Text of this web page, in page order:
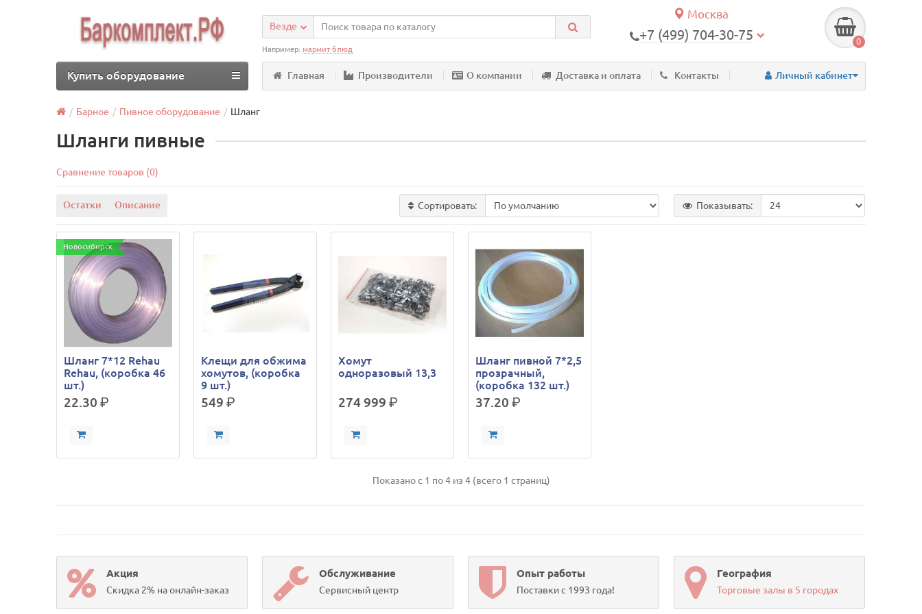
Москва
+7 (499) 704-30-75 0
Везде
Например:мармит блюд
Главная Производители О компании Доставка и оплата Контакты Личный кабинет
Купить оборудование
Барное Пивное оборудование Шланг
Шланги пивные
Сравнение товаров (0)
Остатки Описание Сортировать: Показывать:
Новосибирск
Шланг 7*12 Rehau
Rehau, (коробка 46
шт.)
22.30р.
Клещи для обжима
хомутов, (коробка
9 шт.)
549р.
Хомут
одноразовый 13,3
274 999р.
Шланг пивной 7*2,5
прозрачный,
(коробка 132 шт.)
37.20 р.
Показано с 1 по 4 из 4 (всего 1 страниц)
Акция
Скидка 2% на онлайн-заказ
Обслуживание
Сервисный центр
Опыт работы
Поставки с 1993 года!
География
Торговые залы в 5 городах